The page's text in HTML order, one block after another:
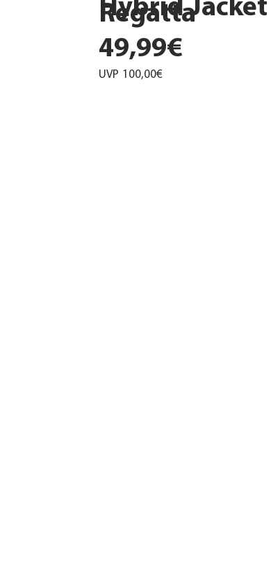
Hybrid Jacket
Regatta
49,99€
UVP 100,00€